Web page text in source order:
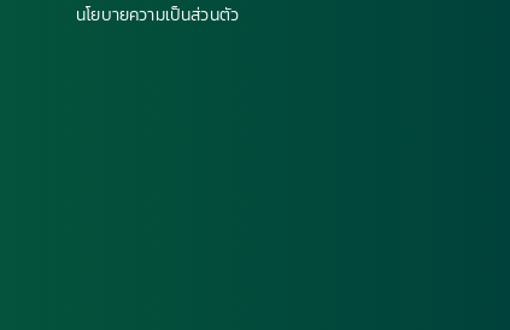
นโยบายความเป็นส่วนตัว